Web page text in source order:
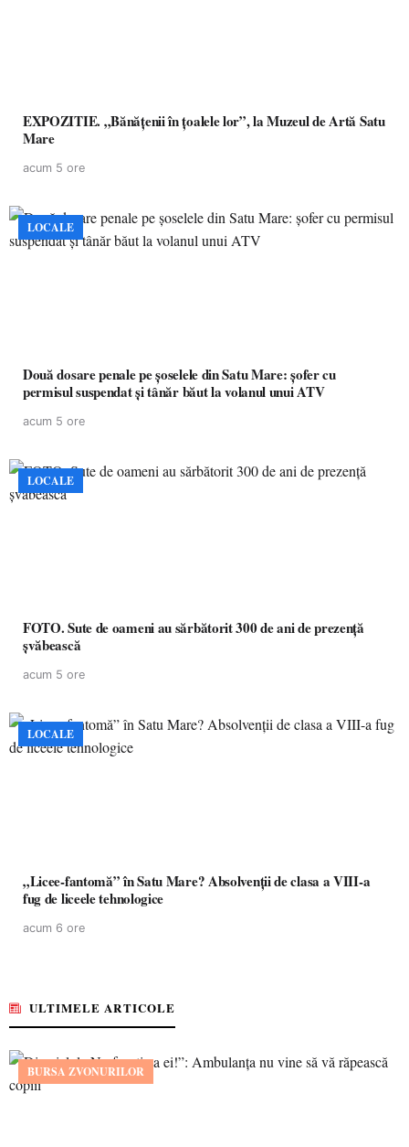
EXPOZITIE. „Bănățenii în țoalele lor”, la Muzeul de Artă Satu
Mare
acum 5 ore
LOCALE
Două dosare penale pe șoselele din Satu Mare: șofer cu
permisul suspendat și tânăr băut la volanul unui ATV
acum 5 ore
LOCALE
FOTO. Sute de oameni au sărbătorit 300 de ani de prezență
șvăbească
acum 5 ore
LOCALE
„Licee-fantomă” în Satu Mare? Absolvenții de clasa a VIII-a
fug de liceele tehnologice
acum 6 ore
ULTIMELE ARTICOLE
BURSA ZVONURILOR